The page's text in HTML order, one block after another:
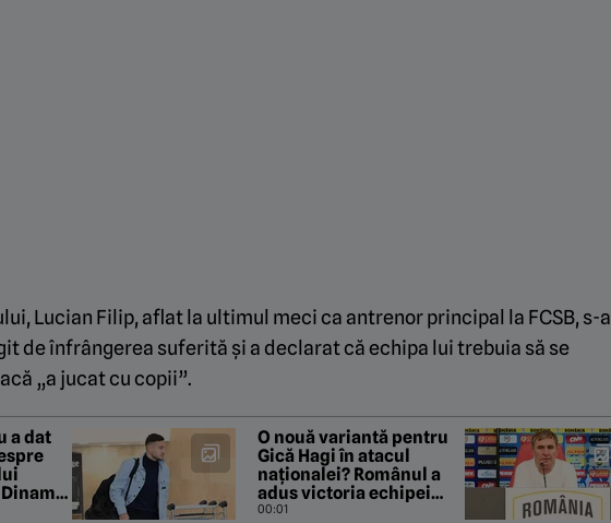
Lucian Filip, aflat la ultimul meci ca antrenor principal la FCSB, s-a
de înfrângerea suferită și a declarat că echipa lui trebuia să se
„a jucat cu copii”.
a dat
O nouă variantă pentru
Gică Hagi în atacul
naționalei? Românul a
adus victoria echipei
sale în Europa League
00:01